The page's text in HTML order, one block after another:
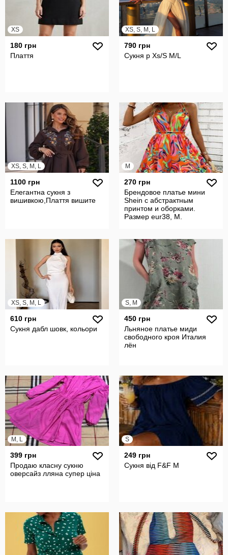
XS
180 грн
Плаття
XS, S, M, L
790 грн
Сукня р Xs/S M/L
XS, S, M, L
1100 грн
Елегантна сукня з
вишивкою,Плаття вишите
M
270 грн
Брендовое платье мини
Shein с абстрактным
принтом и оборками.
Размер eur38, М.
XS, S, M, L
610 грн
Сукня дабл шовк, кольори
S, M
450 грн
Льняное платье миди
свободного кроя Италия
лён
M, L
399 грн
Продаю класну сукню
оверсайз лляна супер ціна
S
249 грн
Сукня від F&F M